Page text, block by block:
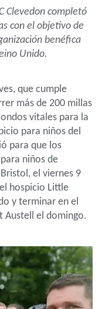
Clevedon completó
con el objetivo de
benéfica
Unido.
que cumple
más de 200 millas
vitales para la
para niños del
para que los
niños de
el viernes 9
hospicio Little
y terminar en el
Austell el domingo.